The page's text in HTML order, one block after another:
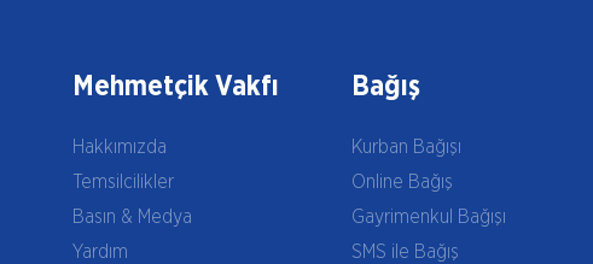
Mehmetçik Vakfı
Hakkımızda
Temsilcilikler
Basın & Medya
Yardım
Bağış
Kurban Bağışı
Online Bağış
Gayrimenkul Bağışı
SMS ile Bağış